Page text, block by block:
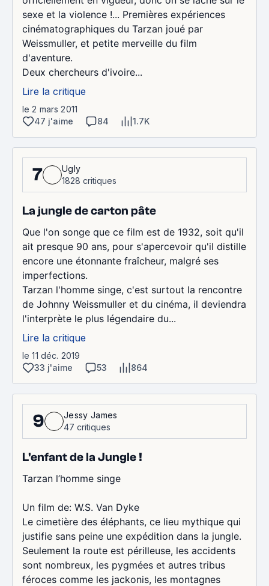
sexe et la violence !... Premières expériences
cinématographiques du Tarzan joué par
Weissmuller, et petite merveille du film
d'aventure.
Deux chercheurs d'ivoire...
Lire la critique
le 2 mars 2011
47 j'aime
84 1.7K
7
Ugly
1828 critiques
La jungle de carton pâte
Que l'on songe que ce film est de 1932, soit qu'il
ait presque 90 ans, pour s'apercevoir qu'il distille
encore une étonnante fraîcheur, malgré ses
imperfections.
Tarzan l'homme singe, c'est surtout la rencontre
de Johnny Weissmuller et du cinéma, il deviendra
l'interprète le plus légendaire du...
Lire la critique
le 11 déc. 2019
33 j'aime
53 864
9
Jessy James
47 critiques
L'enfant de la Jungle !
Tarzan l’homme singe
Un film de: W.S. Van Dyke
Le cimetière des éléphants, ce lieu mythique qui
justifie sans peine une expédition dans la jungle.
Seulement la route est périlleuse, les accidents
sont nombreux, les pygmées et autres tribus
féroces comme les jackonis, les montagnes